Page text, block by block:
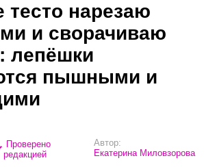
тесто нарезаю
и сворачиваю
лепёшки
пышными и
Проверено
редакцией
Автор:
Екатерина Миловзорова